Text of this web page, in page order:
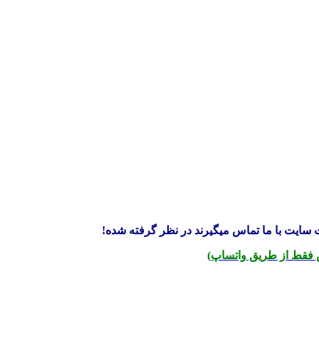
با ما تماس میگیرند در نظر گرفته شده!
از طریق واتساپ)